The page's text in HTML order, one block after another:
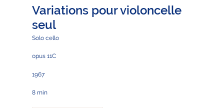
Variations pour violoncelle
seul
Solo cello
opus 11C
1967
8 min